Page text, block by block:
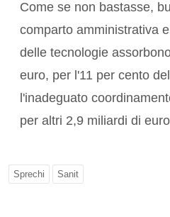
Come se non bastasse,
comparto amministrativa
delle tecnologie
euro, per l'11 per cento
l'inadeguato
per altri 2,9 miliardi di
Sprechi Sanit